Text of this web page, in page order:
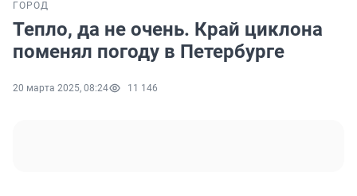
ГОРОД
Тепло, да не очень. Край циклона
поменял погоду в Петербурге
20 марта 2025, 08:24 11 146